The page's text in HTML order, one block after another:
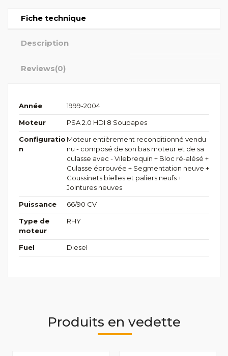
Fiche technique
Description
Reviews(0)
Année 1999-2004
Moteur PSA 2.0 HDI 8 Soupapes
Configuratio
n
Moteur entièrement reconditionné vendu
nu - composé de son bas moteur et de sa
culasse avec - Vilebrequin + Bloc ré-alésé +
Culasse éprouvée + Segmentation neuve +
Coussinets bielles et paliers neufs +
Jointures neuves
Puissance 66/90 CV
Type de
moteur
RHY
Fuel Diesel
Produits en vedette